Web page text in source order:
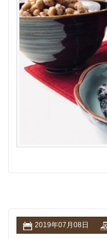
2019年07月08日